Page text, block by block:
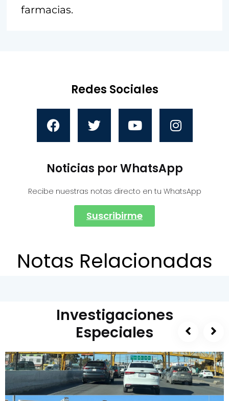
farmacias.
Redes Sociales
Noticias por WhatsApp
Recibe nuestras notas directo en tu WhatsApp
Suscribirme
Notas Relacionadas
Investigaciones
Especiales